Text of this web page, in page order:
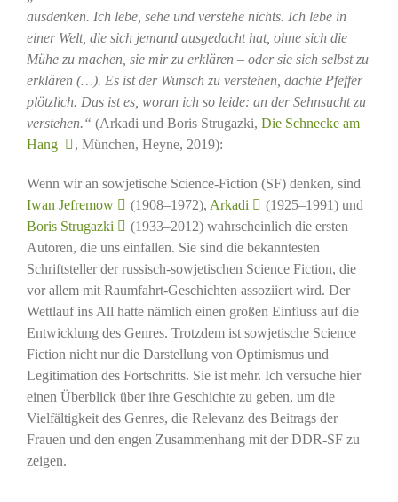
ausdenken. Ich lebe, sehe und verstehe nichts. Ich lebe in
einer Welt, die sich jemand ausgedacht hat, ohne sich die
Mühe zu machen, sie mir zu erklären – oder sie sich selbst zu
erklären (…). Es ist der Wunsch zu verstehen, dachte Pfeffer
plötzlich. Das ist es, woran ich so leide: an der Sehnsucht zu
verstehen.“ (Arkadi und Boris Strugazki, Die Schnecke am
Hang
, München, Heyne, 2019):
Wenn wir an sowjetische Science-Fiction (SF) denken, sind
Iwan Jefremow
(1908–1972), Arkadi
(1925–1991) und
Boris Strugazki
(1933–2012) wahrscheinlich die ersten
Autoren, die uns einfallen. Sie sind die bekanntesten
Schriftsteller der russisch-sowjetischen Science Fiction, die
vor allem mit Raumfahrt-Geschichten assoziiert wird. Der
Wettlauf ins All hatte nämlich einen großen Einfluss auf die
Entwicklung des Genres. Trotzdem ist sowjetische Science
Fiction nicht nur die Darstellung von Optimismus und
Legitimation des Fortschritts. Sie ist mehr. Ich versuche hier
einen Überblick über ihre Geschichte zu geben, um die
Vielfältigkeit des Genres, die Relevanz des Beitrags der
Frauen und den engen Zusammenhang mit der DDR-SF zu
zeigen.